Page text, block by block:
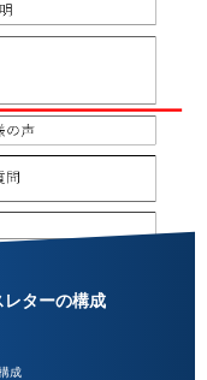
ターの構成
成